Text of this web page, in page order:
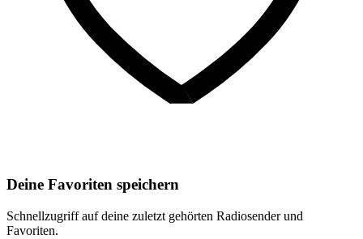
Deine Favoriten speichern
Schnellzugriff auf deine zuletzt gehörten Radiosender und
Favoriten.